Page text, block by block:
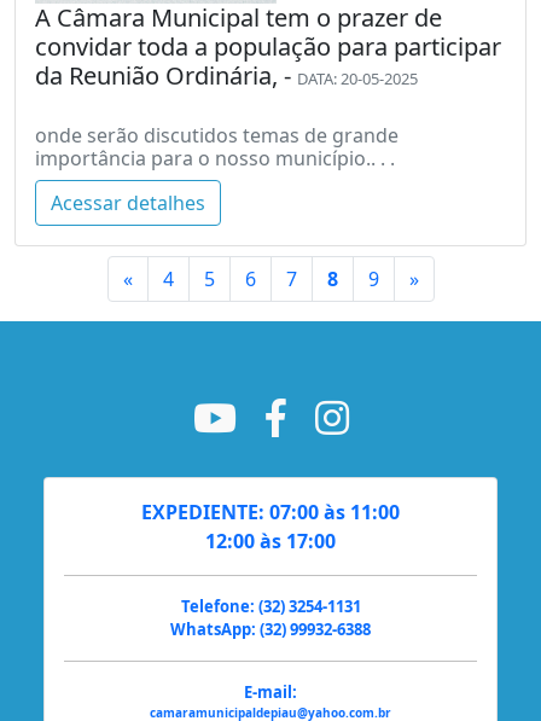
A Câmara Municipal tem o prazer de
convidar toda a população para participar
da Reunião Ordinária, - DATA: 20-05-2025
onde serão discutidos temas de grande
importância para o nosso município.. . .
Acessar detalhes
«Primeiro
4 5 6 7 8 9 »Último
EXPEDIENTE: 07:00 às 11:00
12:00 às 17:00
Telefone: (32) 3254-1131
WhatsApp: (32) 99932-6388
E-mail:
camaramunicipaldepiau@yahoo.com.br